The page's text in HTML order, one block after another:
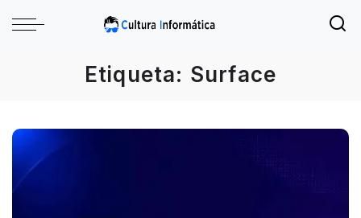
Etiqueta: Surface